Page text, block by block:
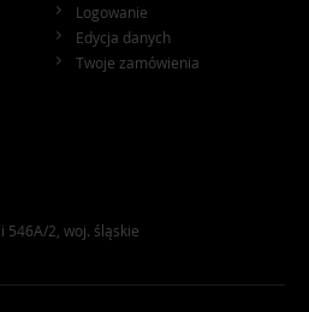
Logowanie
Edycja danych
Twoje zamówienia
546A/2 woj. śląskie